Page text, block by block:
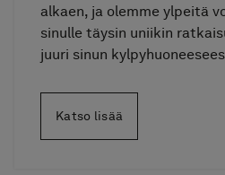
alkaen, ja olemme ylpeitä
sinulle täysin uniikin
juuri sinun
Katso lisää